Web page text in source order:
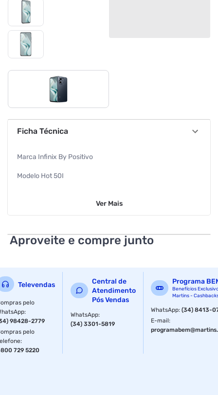
Ficha Técnica
Marca Infinix By Positivo
Modelo Hot 50I
Fabricante POSITIVO INFORMÀTICA LTDA
Dimensões do Produto 7,7x16,5x0,8cm
Peso do Produto 190g
Armazenamento 256GB
Memória RAM 8GB de RAM (4GB + 4GB de Memória
Estendida)
Processador Helio G81 com Certificação TÜV SÜD
Ver Mais
Aproveite e compre junto
Televendas
pelo
:
98428-2779
pelo
:
729 5220
Central de
Atendimento
Pós Vendas
WhatsApp:
(34) 3301-5819
Programa
Benefícios
Martins -
WhatsApp:(34) 8413-
E-mail: